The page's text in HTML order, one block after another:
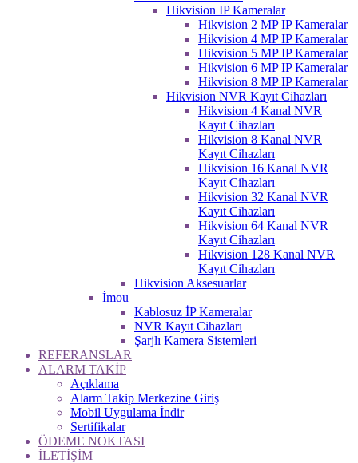
Hikvision IP Kameralar
Hikvision 2 MP IP Kameralar
Hikvision 4 MP IP Kameralar
Hikvision 5 MP IP Kameralar
Hikvision 6 MP IP Kameralar
Hikvision 8 MP IP Kameralar
Hikvision NVR Kayıt Cihazları
Hikvision 4 Kanal NVR
Kayıt Cihazları
Hikvision 8 Kanal NVR
Kayıt Cihazları
Hikvision 16 Kanal NVR
Kayıt Cihazları
Hikvision 32 Kanal NVR
Kayıt Cihazları
Hikvision 64 Kanal NVR
Kayıt Cihazları
Hikvision 128 Kanal NVR
Kayıt Cihazları
Hikvision Aksesuarlar
İmou
Kablosuz İP Kameralar
NVR Kayıt Cihazları
Şarjlı Kamera Sistemleri
REFERANSLAR
ALARM TAKİP
Açıklama
Alarm Takip Merkezine Giriş
Mobil Uygulama İndir
Sertifikalar
ÖDEME NOKTASI
İLETİŞİM